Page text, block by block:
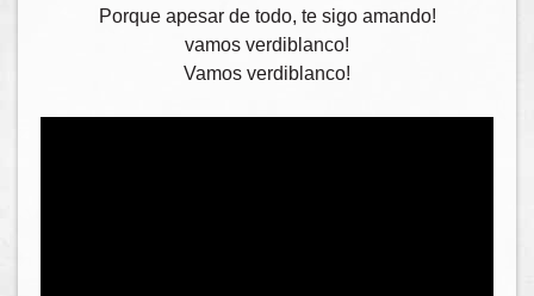
Porque apesar de todo, te sigo amando!
vamos verdiblanco!
Vamos verdiblanco!